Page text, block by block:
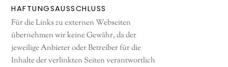
HAFTUNGSAUSSCHLUSS
Für die Links zu externen Webseiten
übernehmen wir keine Gewähr, da der
jeweilige Anbieter oder Betreiber für die
Inhalte der verlinkten Seiten verantwortlich